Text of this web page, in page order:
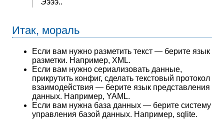
Итак, мораль
Если вам нужно разметить текст — берите язык
разметки. Например, XML.
Если вам нужно сериализовать данные,
прикрутить конфиг, сделать текстовый протокол
взаимодействия — берите язык представления
данных. Например, YAML.
Если вам нужна база данных — берите систему
управления базой данных. Например, sqlite.